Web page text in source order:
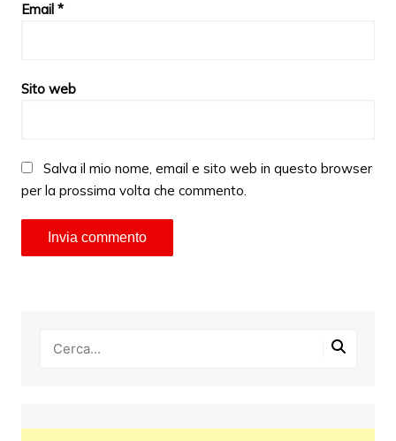
Email *
Sito web
Salva il mio nome, email e sito web in questo browser
per la prossima volta che commento.